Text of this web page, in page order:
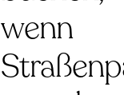
wenn